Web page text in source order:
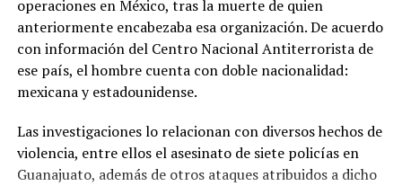
operaciones en México, tras la muerte de quien
anteriormente encabezaba esa organización. De acuerdo
con información del Centro Nacional Antiterrorista de
ese país, el hombre cuenta con doble nacionalidad:
mexicana y estadounidense.
Las investigaciones lo relacionan con diversos hechos de
violencia, entre ellos el asesinato de siete policías en
Guanajuato, además de otros ataques atribuidos a dicho